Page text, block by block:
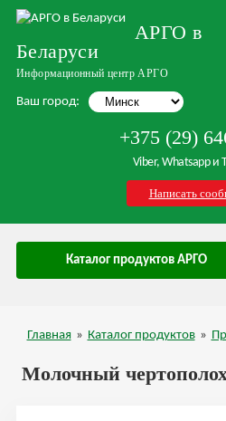
АРГО в
Беларуси
Информационный центр АРГО
Ваш город:
+375 (29)
Viber, Whatsapp и
Написать
Каталог продуктов АРГО
Главная » Каталог продуктов »
Молочный